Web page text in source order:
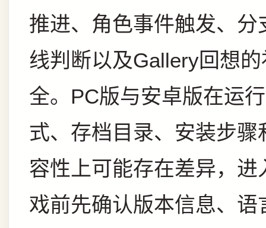
推进、角色事件触发、分
线判断以及Gallery回想的
全。PC版与安卓版在运
式、存档目录、安装步骤
容性上可能存在差异，进
戏前先确认版本信息、语